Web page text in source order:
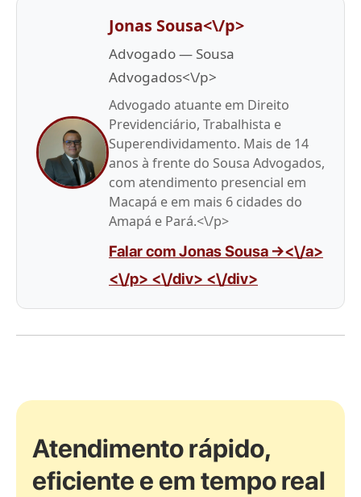
Jonas Sousa<\/p>
Advogado — Sousa
Advogados<\/p>
Advogado atuante em Direito
Previdenciário, Trabalhista e
Superendividamento. Mais de 14
anos à frente do Sousa Advogados,
com atendimento presencial em
Macapá e em mais 6 cidades do
Amapá e Pará.<\/p>
Falar com Jonas Sousa →<\/a>
<\/p> <\/div> <\/div>
Atendimento rápido,
eficiente e em tempo real